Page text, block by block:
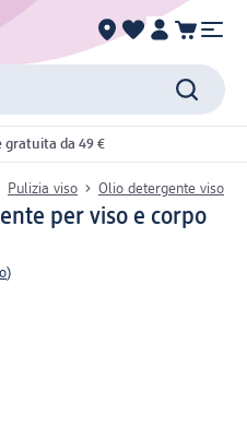
gratuita da 49 €
Pulizia viso Olio detergente viso
per viso e corpo
)